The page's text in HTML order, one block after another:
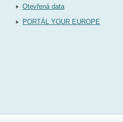
Otevřená data
PORTÁL YOUR EUROPE